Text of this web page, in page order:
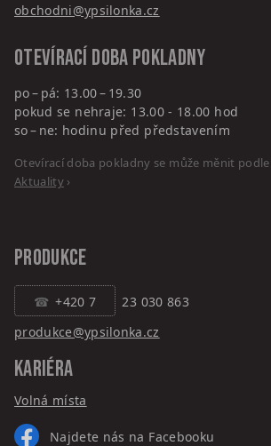
obchodni@ypsilonka.cz
Otevírací doba pokladny
po – pá: 13.00 – 19.30
pokud se nehraje: 13.00 - 18.00 hod
so – ne: hodinu před představením
Otevírací doba pokladny se může měnit
Aktuality›
PRODUKCE
+420 7
23 030 863
produkce@ypsilonka.cz
KARIÉRA
Volná místa
Najdete nás na Facebooku